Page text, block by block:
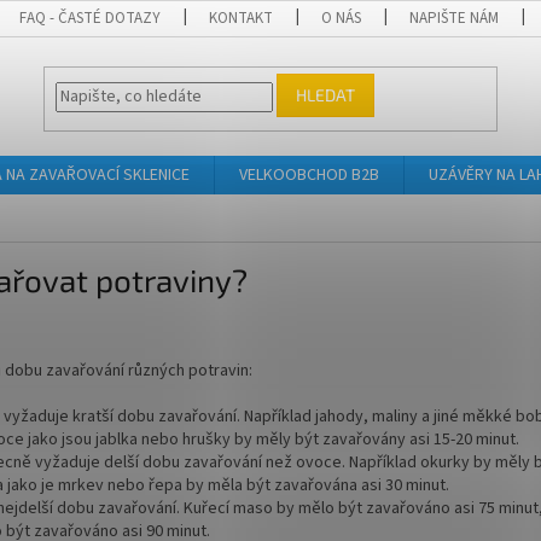
FAQ - ČASTÉ DOTAZY KONTAKT O NÁS NAPIŠTE NÁM
HLEDAT
NA ZAVAŘOVACÍ SKLENICE VELKOOBCHOD B2B UZÁVĚRY NA
potraviny?
zavařování různých potravin:
kratší dobu zavařování. Například jahody, maliny a jiné měkké
jako jsou jablka nebo hrušky by měly být zavařovány asi 15-20 minut.
vyžaduje delší dobu zavařování než ovoce. Například okurky by měly
je mrkev nebo řepa by měla být zavařována asi 30 minut.
dobu zavařování. Kuřecí maso by mělo být zavařováno asi 75
zavařováno asi 90 minut.